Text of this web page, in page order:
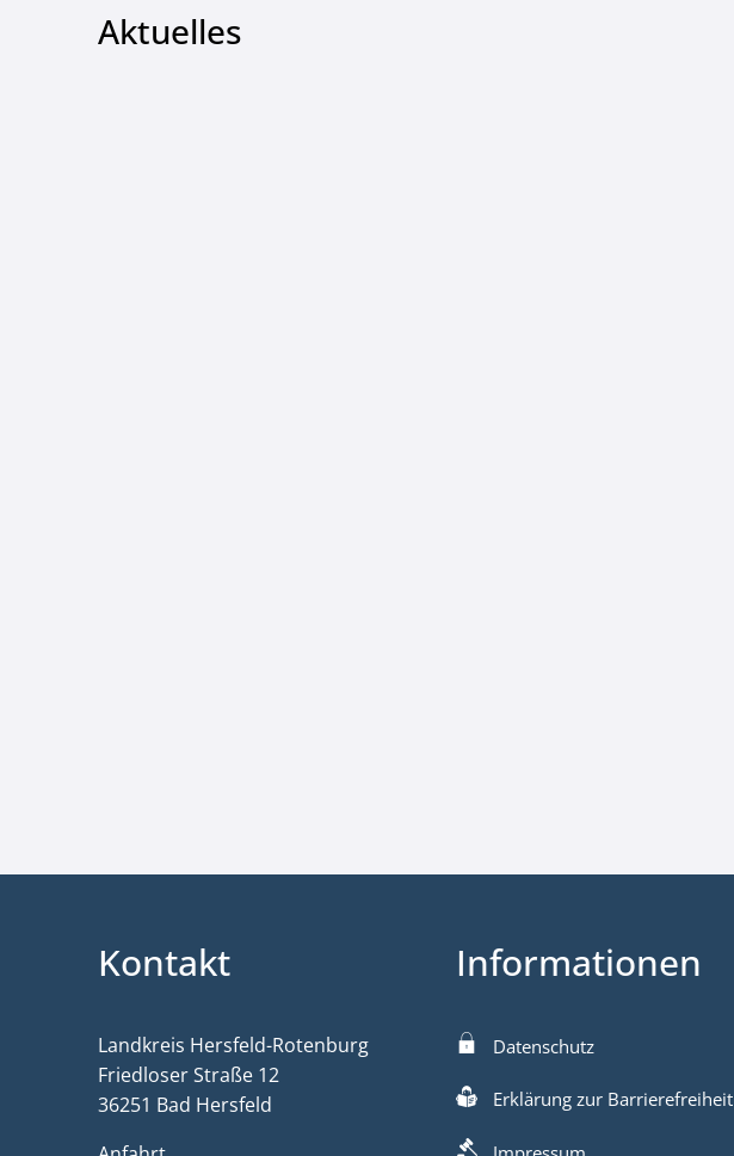
Aktuelles
Kontakt
Landkreis Hersfeld-Rotenburg
Friedloser Straße 12
36251 Bad Hersfeld
Informationen
Datenschutz
Erklärung zur Barrierefreiheit